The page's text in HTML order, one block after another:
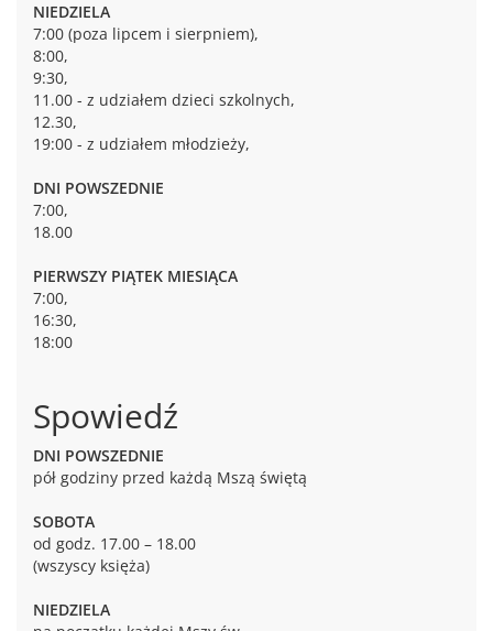
NIEDZIELA
7:00 (poza lipcem i sierpniem),
8:00,
9:30,
11.00 - z udziałem dzieci szkolnych,
12.30,
19:00 - z udziałem młodzieży,
DNI POWSZEDNIE
7:00,
18.00
PIERWSZY PIĄTEK MIESIĄCA
7:00,
16:30,
18:00
Spowiedź
DNI POWSZEDNIE
pół godziny przed każdą Mszą świętą
SOBOTA
od godz. 17.00 – 18.00
(wszyscy księża)
NIEDZIELA